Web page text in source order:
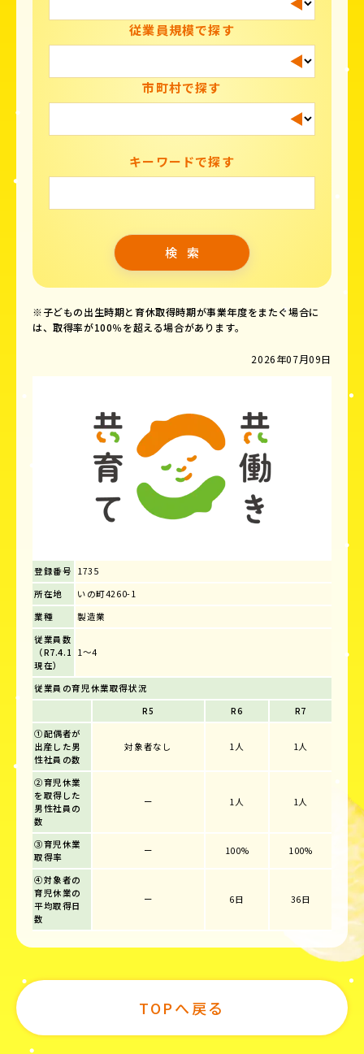
従業員規模で探す
市町村で探す
キーワードで探す
※子どもの出生時期と育休取得時期が事業年度をまたぐ場合に
は、取得率が100％を超える場合があります。
2026年07月09日
登録番号 1735
所在地
いの町4260-1
業種
製造業
従業員数
（R7.4.1
現在）
1～4
従業員の育児休業取得状況
R5
R6
R7
①配偶者が
出産した男
性社員の数
対象者なし 1人 1人
②育児休業
を取得した
男性社員の
数
ー 1人 1人
③育児休業
取得率
ー 100% 100%
④対象者の
育児休業の
平均取得日
数
ー 6日 36日
TOPへ戻る